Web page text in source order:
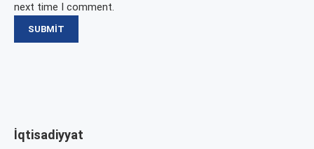
next time I comment.
İqtisadiyyat